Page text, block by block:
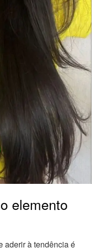
elemento
aderir à tendência é